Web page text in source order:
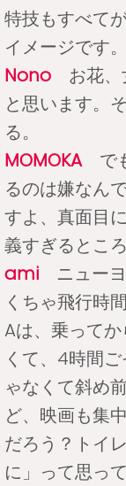
特技もすべて
イメージです。
Nono お花、
と思います。
る。
MOMOKAでも
るのは嫌なん
すよ、真面目
義すぎるとこ
ami ニュー
くちゃ飛行時
Aは、乗って
くて、4時間
ゃなくて斜め
ど、映画も集
だろう？トイ
に」って思っ